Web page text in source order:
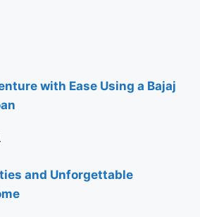
with Ease Using a Bajaj
and Unforgettable